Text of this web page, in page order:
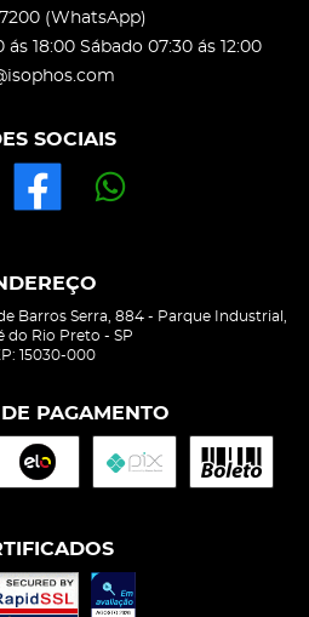
7200 (WhatsApp)
18:00 Sábado 07:30 ás 12:00
SOCIAIS
Barros Serra, 884- Parque Industrial,
do Rio Preto - SP
15030-000
PAGAMENTO